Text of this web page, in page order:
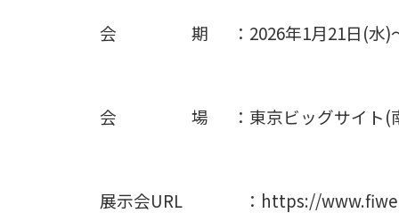
会 期 ：2026年1月21日(水)～
会 場 ：東京ビッグサイト(南
展示会URL ：https://